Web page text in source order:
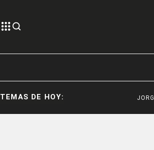
TEMAS DE HOY: JORGE MESSI